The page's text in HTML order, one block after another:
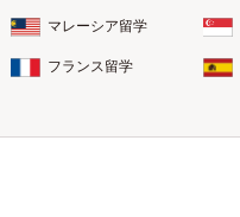
マレーシア留学
フランス留学